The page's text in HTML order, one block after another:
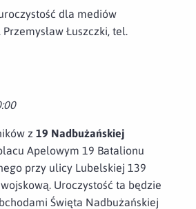
dla mediów
Łuszczki, tel.
z 19 Nadbużańskiej
Apelowym 19 Batalionu
przy ulicy Lubelskiej 139
Uroczystość ta będzie
Święta Nadbużańskiej